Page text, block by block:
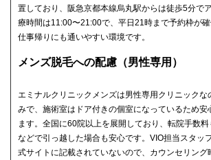
置しており、阪急京都本線烏丸駅からは徒歩5分で
療時間は11:00〜21:00で、平日21時まで予約枠が確
仕事帰りにも通いやすい環境です。
メンズ脱毛への配慮（男性専用）
エミナルクリニックメンズは男性専用クリニックな
みで、施術室はドア付きの個室になっているため安
ます。全国に60院以上を展開しており、転院手数
などで引っ越した場合も安心です。VIO担当スタッ
式サイトに記載されていないので、カウンセリング